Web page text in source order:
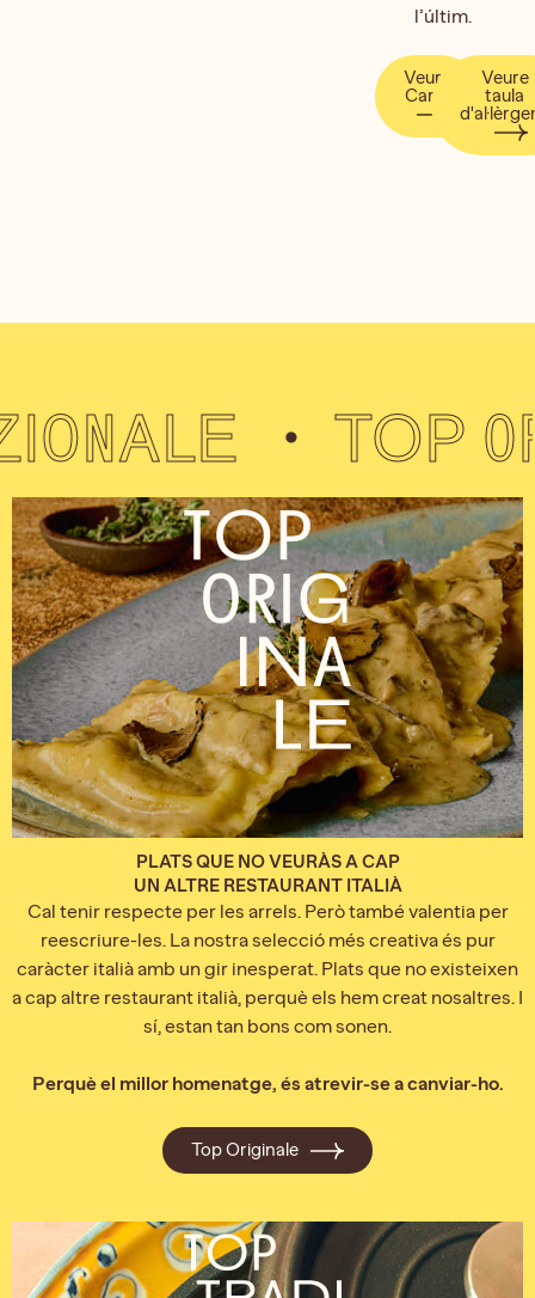
l’últim.
Veure
Carta
Veure
taula
TOP
PLATS QUE NO VEURÀS A CAP
UN ALTRE RESTAURANT ITALIÀ
Cal tenir respecte per les arrels. Però també valentia per
reescriure-les. La nostra selecció més creativa és pur
caràcter italià amb un gir inesperat. Plats que no existeixen
a cap altre restaurant italià, perquè els hem creat nosaltres. I
sí, estan tan bons com sonen.
Perquè el millor homenatge, és atrevir-se a canviar-ho.
Top Originale